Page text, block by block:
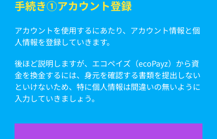
手続き①アカウント登録
アカウントを使用するにあたり、アカウント情報と個
人情報を登録していきます。
後ほど説明しますが、エコペイズ（ecoPayz）から資
金を換金するには、身元を確認する書類を提出しない
といけないため、特に個人情報は間違いの無いように
入力していきましょう。